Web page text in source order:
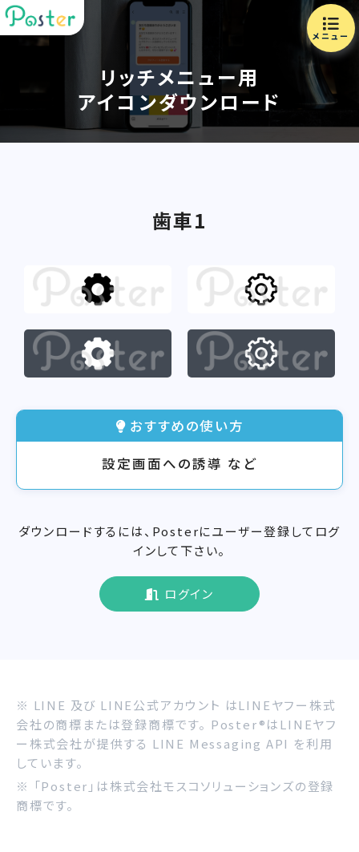
メニュー
リッチメニュー用
アイコンダウンロード
歯車1
おすすめの使い方
設定画面への誘導 など
ダウンロードするには、Posterにユーザー登録してログ
インして下さい。
ログイン
※ LINE 及び LINE公式アカウント はLINEヤフー株式
会社の商標または登録商標です。 Poster®はLINEヤフ
ー株式会社が提供する LINE Messaging API を利用
しています。
※ 「Poster」は株式会社モスコソリューションズの登録
商標です。